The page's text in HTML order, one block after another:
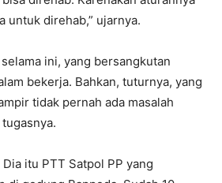
untuk direhab,” ujarnya.
ini, yang bersangkutan
bekerja. Bahkan, tuturnya, yang
tidak pernah ada masalah
itu PTT Satpol PP yang